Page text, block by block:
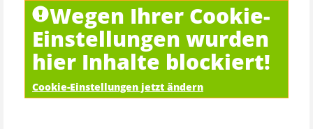
Wegen Ihrer Cookie-
Einstellungen wurden
hier Inhalte blockiert!
Cookie-Einstellungen jetzt ändern